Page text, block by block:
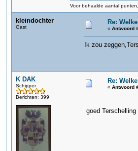
Voor behaalde aantal
kleindochter
Gast
Re:
« Antwoord
Ik zou
K DAK
Schipper
Berichten: 399
Re:
« Antwoord
goed